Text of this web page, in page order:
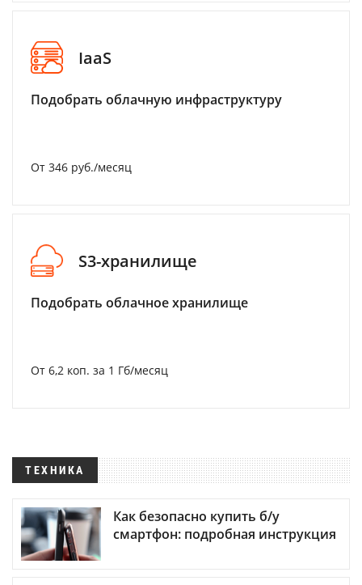
IaaS
Подобрать облачную инфраструктуру
От 346 руб./месяц
S3-хранилище
Подобрать облачное хранилище
От 6,2 коп. за 1 Гб/месяц
ТЕХНИКА
Как безопасно купить б/у
смартфон: подробная инструкция